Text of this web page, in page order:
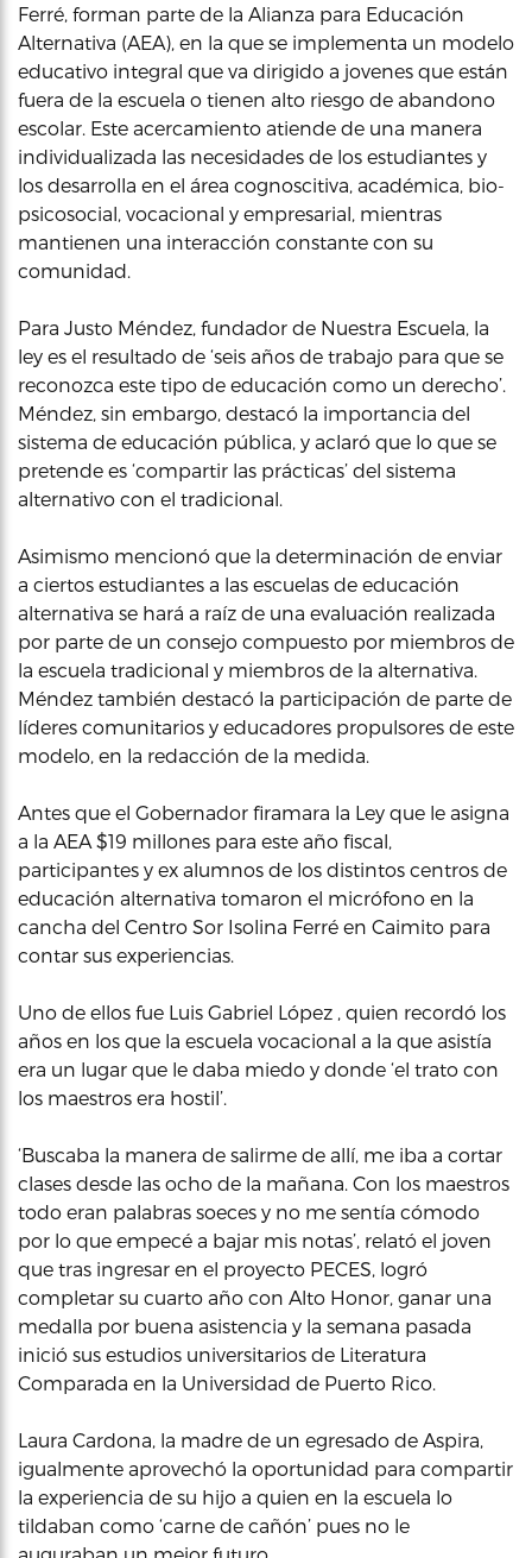
Ferré, forman parte de la Alianza para Educación
Alternativa (AEA), en la que se implementa un modelo
educativo integral que va dirigido a jovenes que están
fuera de la escuela o tienen alto riesgo de abandono
escolar. Este acercamiento atiende de una manera
individualizada las necesidades de los estudiantes y
los desarrolla en el área cognoscitiva, académica, bio-
psicosocial, vocacional y empresarial, mientras
mantienen una interacción constante con su
comunidad.
Para Justo Méndez, fundador de Nuestra Escuela, la
ley es el resultado de ‘seis años de trabajo para que se
reconozca este tipo de educación como un derecho’.
Méndez, sin embargo, destacó la importancia del
sistema de educación pública, y aclaró que lo que se
pretende es ‘compartir las prácticas’ del sistema
alternativo con el tradicional.
Asimismo mencionó que la determinación de enviar
a ciertos estudiantes a las escuelas de educación
alternativa se hará a raíz de una evaluación realizada
por parte de un consejo compuesto por miembros de
la escuela tradicional y miembros de la alternativa.
Méndez también destacó la participación de parte de
líderes comunitarios y educadores propulsores de este
modelo, en la redacción de la medida.
Antes que el Gobernador firamara la Ley que le asigna
a la AEA $19 millones para este año fiscal,
participantes y ex alumnos de los distintos centros de
educación alternativa tomaron el micrófono en la
cancha del Centro Sor Isolina Ferré en Caimito para
contar sus experiencias.
Uno de ellos fue Luis Gabriel López , quien recordó los
años en los que la escuela vocacional a la que asistía
era un lugar que le daba miedo y donde ‘el trato con
los maestros era hostil’.
‘Buscaba la manera de salirme de allí, me iba a cortar
clases desde las ocho de la mañana. Con los maestros
todo eran palabras soeces y no me sentía cómodo
por lo que empecé a bajar mis notas’, relató el joven
que tras ingresar en el proyecto PECES, logró
completar su cuarto año con Alto Honor, ganar una
medalla por buena asistencia y la semana pasada
inició sus estudios universitarios de Literatura
Comparada en la Universidad de Puerto Rico.
Laura Cardona, la madre de un egresado de Aspira,
igualmente aprovechó la oportunidad para compartir
la experiencia de su hijo a quien en la escuela lo
tildaban como ‘carne de cañón’ pues no le